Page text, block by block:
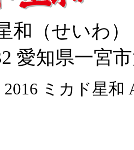
和（せいわ
愛知県一宮
ミカド星和